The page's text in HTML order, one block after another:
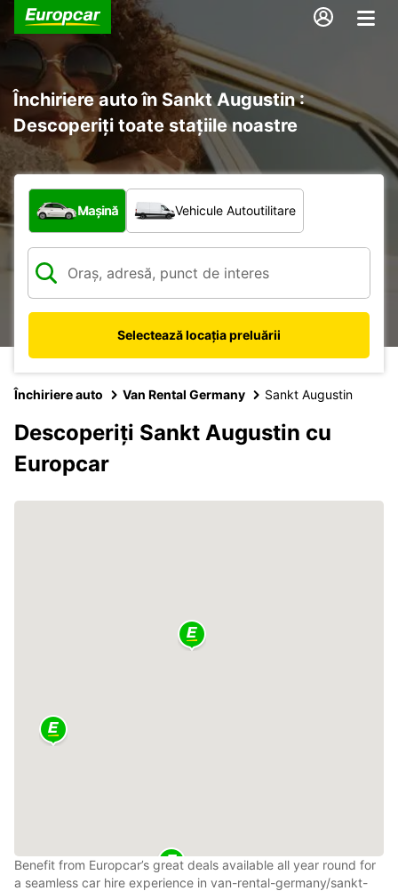
Închiriere auto în Sankt Augustin :
Descoperiți toate stațiile noastre
Ce tip de vehicul?
Mașină Vehicule Autoutilitare
Selectează locația preluării
Închiriere auto Van Rental Germany Sankt Augustin
Descoperiți Sankt Augustin cu
Europcar
Benefit from Europcar’s great deals available all year round for
a seamless car hire experience in van-rental-germany/sankt-